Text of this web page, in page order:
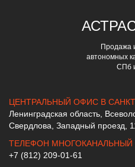
АСТРА
Продажа
автономных
СПб
ЦЕНТРАЛЬНЫЙ ОФИС В
Ленинградская область,
Свердлова, Западный проезд,
ТЕЛЕФОН МНОГОКАНАЛЬНЫЙ
+7 (812) 209-01-61